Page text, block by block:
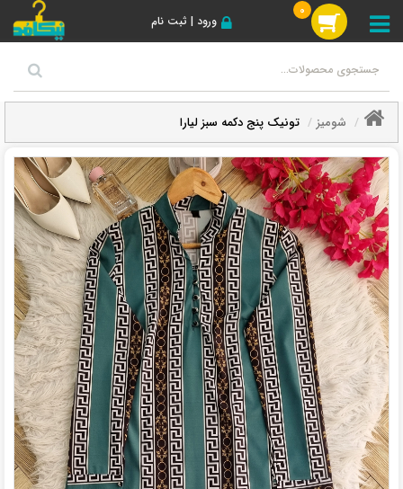
ورود | ثبت نام
0
شومیز تونیک پنج دکمه سبز لیارا